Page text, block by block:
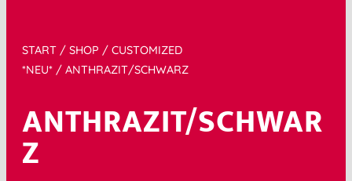
START / SHOP / CUSTOMIZED
*NEU* / ANTHRAZIT/SCHWARZ
ANTHRAZIT/SCHWAR
Z